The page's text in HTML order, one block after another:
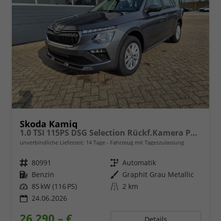
Skoda Kamiq
1.0 TSI 115PS DSG Selection Rückf.Kamera PDC v+h Sitzheizung Klimaautomatik Skoda-Radio Apple CarPlay + Android Auto Tempomat Garantieverlängerung 16"LM
unverbindliche Lieferzeit: 14 Tage Fahrzeug mit Tageszulassung
Fahrzeugnr. 80991 Getriebe Automatik
Kraftstoff Benzin Außenfarbe Graphit Grau Metallic
Leistung 85 kW (116 PS) Kilometerstand 2 km
24.06.2026
26.290,– € Details